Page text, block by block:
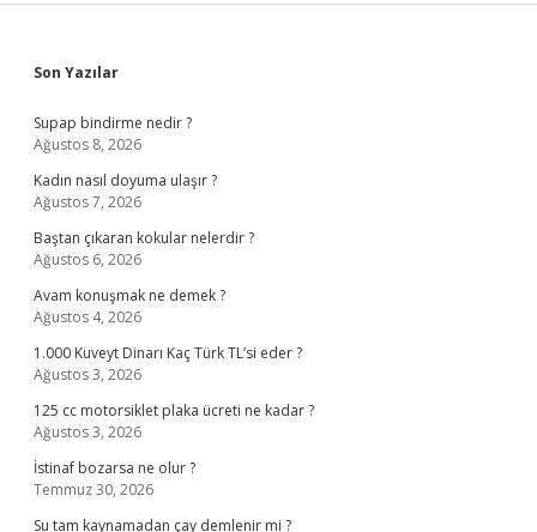
Sidebar
Son Yazılar
Supap bindirme nedir ?
Ağustos 8, 2026
Kadın nasıl doyuma ulaşır ?
Ağustos 7, 2026
Baştan çıkaran kokular nelerdir ?
Ağustos 6, 2026
Avam konuşmak ne demek ?
Ağustos 4, 2026
1.000 Kuveyt Dinarı Kaç Türk TL’si eder ?
Ağustos 3, 2026
125 cc motorsiklet plaka ücreti ne kadar ?
Ağustos 3, 2026
İstinaf bozarsa ne olur ?
Temmuz 30, 2026
Su tam kaynamadan çay demlenir mi ?